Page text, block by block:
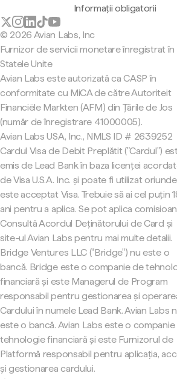
Informații obligatorii
© 2026 Avian Labs, Inc
Furnizor de servicii monetare înregistrat în
Statele Unite
Avian Labs este autorizată ca CASP în
conformitate cu MiCA de către Autoriteit
Financiële Markten (AFM) din Țările de Jos
(număr de înregistrare 41000005).
Avian Labs USA, Inc., NMLS ID # 2639252
Cardul Visa de Debit Preplătit ("Cardul")
emis de Lead Bank în baza licenței
de Visa U.S.A. Inc. și poate fi utilizat oriunde
este acceptat Visa. Trebuie să ai cel puțin
ani pentru a aplica. Se pot aplica
Consultă Acordul Deținătorului de Card și
site-ul Avian Labs pentru mai multe detalii.
Bridge Ventures LLC ("Bridge") nu este o
bancă. Bridge este o companie de
financiară și este Managerul de Program
responsabil pentru gestionarea și
Cardului în numele Lead Bank. Avian Labs
este o bancă. Avian Labs este o
tehnologie financiară și este Furnizorul de
Platformă responsabil pentru aplicația,
și gestionarea cardului.